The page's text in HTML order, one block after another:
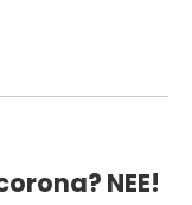
NEE!